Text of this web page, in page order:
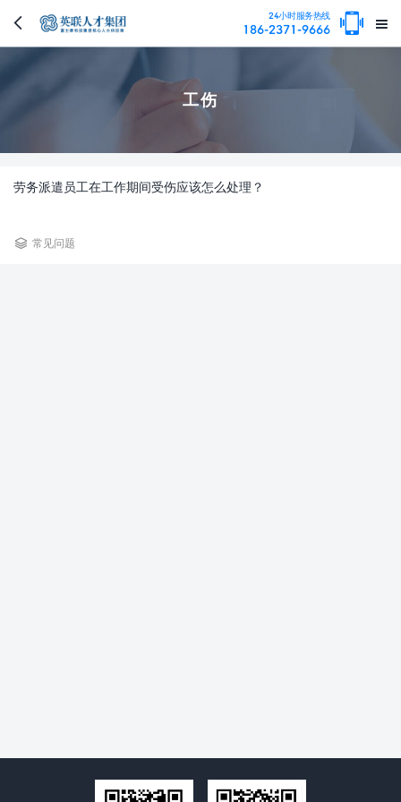
 
24小时服务热线
186-2371-9666 
工伤
劳务派遣员工在工作期间受伤应该怎么处理？
 常见问题